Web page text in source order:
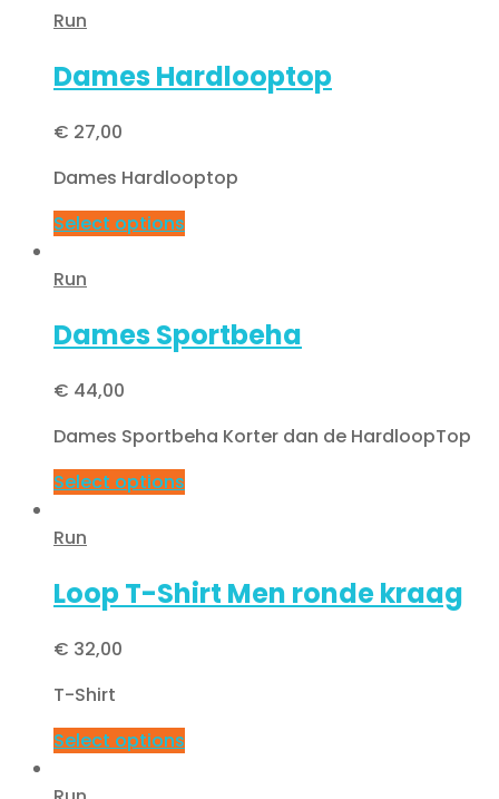
Run
Dames Hardlooptop
€ 27,00
Dames Hardlooptop
Select options
Run
Dames Sportbeha
€ 44,00
Dames Sportbeha Korter dan de HardloopTop
Select options
Run
Loop T-Shirt Men ronde kraag
€ 32,00
T-Shirt
Select options